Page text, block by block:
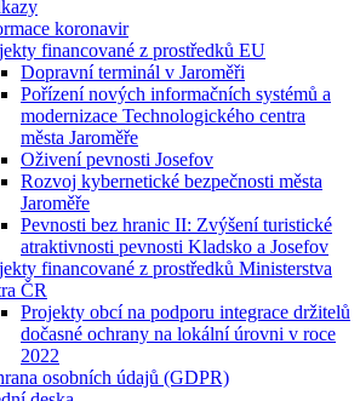
koronavir
financované z prostředků EU
Dopravní terminál v Jaroměři
Pořízení nových informačních systémů a
modernizace Technologického centra
města Jaroměře
Oživení pevnosti Josefov
Rozvoj kybernetické bezpečnosti města
Jaroměře
Pevnosti bez hranic II: Zvýšení turistické
atraktivnosti pevnosti Kladsko a Josefov
financované z prostředků Ministerstva
ČR
Projekty obcí na podporu integrace držitelů
dočasné ochrany na lokální úrovni v roce
2022
osobních údajů (GDPR)